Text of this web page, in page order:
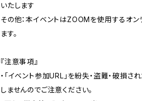
いたします
その他：本イベントはZOOMを使用するオン
ます。
『注意事項』
・「イベント参加URL」を紛失・盗難・破損さ
しませんのでご注意ください。